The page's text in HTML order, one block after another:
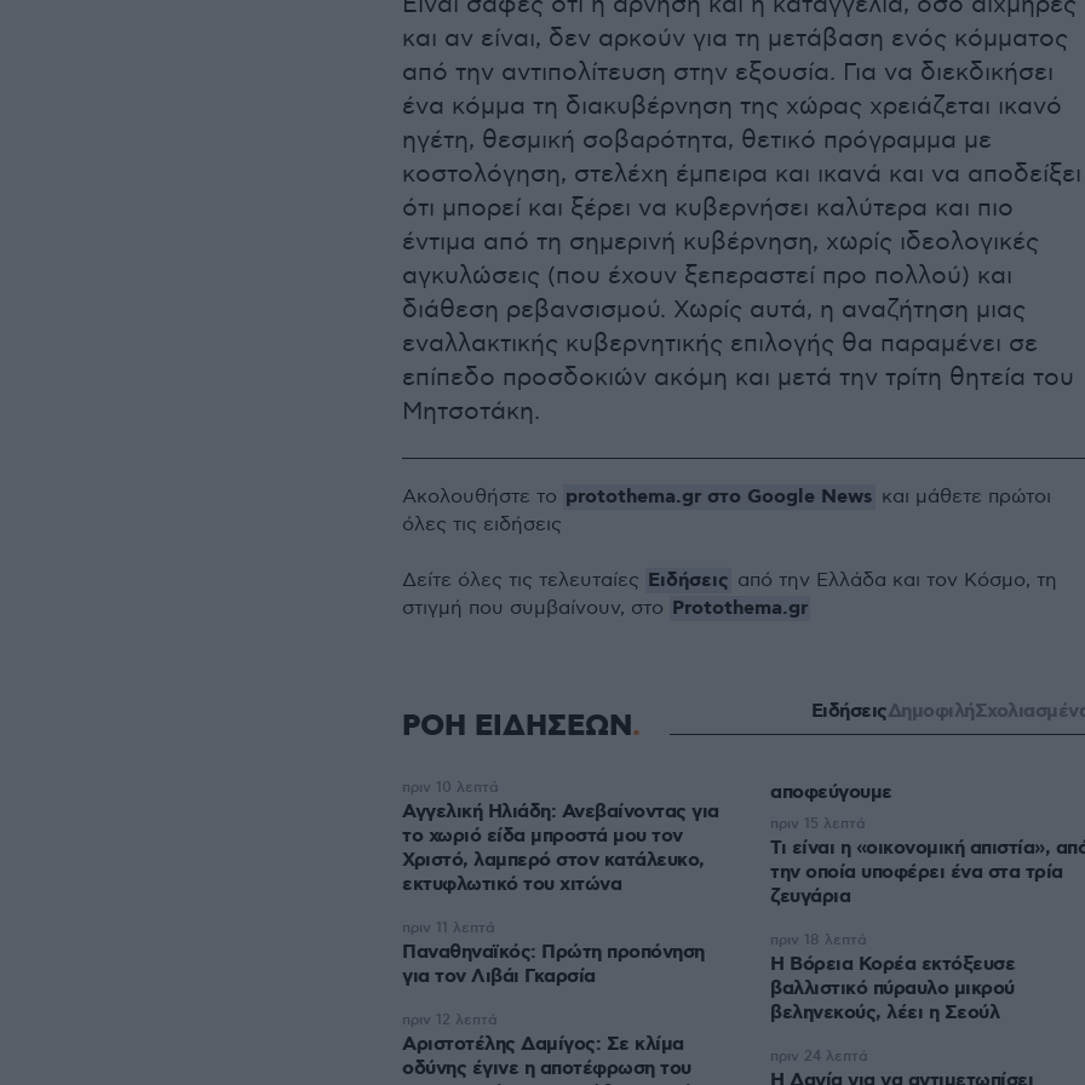
και αν είναι, δεν αρκούν για τη μετάβαση ενός κόμματος
από την αντιπολίτευση στην εξουσία. Για να διεκδικήσει
ένα κόμμα τη διακυβέρνηση της χώρας χρειάζεται ικανό
ηγέτη, θεσμική σοβαρότητα, θετικό πρόγραμμα με
κοστολόγηση, στελέχη έμπειρα και ικανά και να αποδείξει
ότι μπορεί και ξέρει να κυβερνήσει καλύτερα και πιο
έντιμα από τη σημερινή κυβέρνηση, χωρίς ιδεολογικές
αγκυλώσεις (που έχουν ξεπεραστεί προ πολλού) και
διάθεση ρεβανσισμού. Χωρίς αυτά, η αναζήτηση μιας
εναλλακτικής κυβερνητικής επιλογής θα παραμένει σε
επίπεδο προσδοκιών ακόμη και μετά την τρίτη θητεία του
Μητσοτάκη.
Ακολουθήστε το protothema.gr στο Google News και μάθετε πρώτοι
όλες τις ειδήσεις
Δείτε όλες τις τελευταίες Ειδήσεις από την Ελλάδα και τον Κόσμο, τη
στιγμή που συμβαίνουν, στο Protothema.gr
ΡΟΗ ΕΙΔΗΣΕΩΝ ΕιδήσειςΔημοφιλή
Αγγελική Ηλιάδη: Ανεβαίνοντας για
το χωριό είδα μπροστά μου τον
Χριστό, λαμπερό στον κατάλευκο,
εκτυφλωτικό του χιτώνα
πριν 10 λεπτά
Παναθηναϊκός: Πρώτη προπόνηση
για τον Λιβάι Γκαρσία
πριν 11 λεπτά
Αριστοτέλης Δαμίγος: Σε κλίμα
οδύνης έγινε η αποτέφρωση του
πριν 12 λεπτά
αποφεύγουμε
Τι είναι η «οικονομική απιστία»,
την οποία υποφέρει ένα στα τρία
ζευγάρια
πριν 15 λεπτά
Η Βόρεια Κορέα εκτόξευσε
βαλλιστικό πύραυλο μικρού
βεληνεκούς, λέει η Σεούλ
πριν 18 λεπτά
πριν 24 λεπτά